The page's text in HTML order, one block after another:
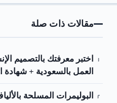
مقالات ذات صلة
اختبر معرفتك بالتصميم
العمل بالسعودية + شهادة